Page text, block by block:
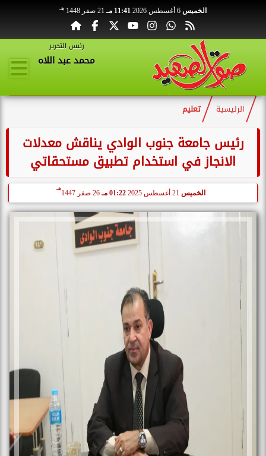
الخميس 11:41 مـ 21 صفر 1448 هـ
رئيس التحرير
محمد عبد اللاه
الرئيسية تعليم
رئيس جامعة جنوب الوادي يناقش معدلات
الانجاز في استخدام تطبيق مستحقاتي
الخميس 01:22 مـ 26 صفر 1447
هـ